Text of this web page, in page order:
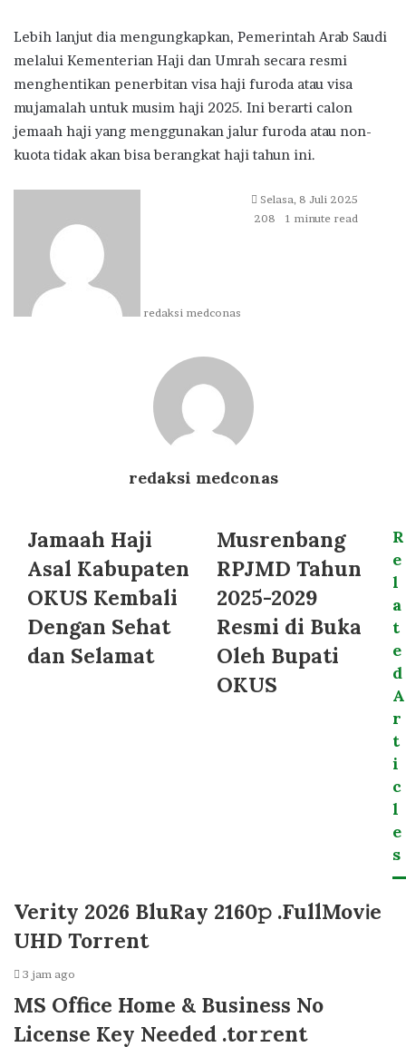
Lebih lanjut dia mengungkapkan, Pemerintah Arab Saudi
melalui Kementerian Haji dan Umrah secara resmi
menghentikan penerbitan visa haji furoda atau visa
mujamalah untuk musim haji 2025. Ini berarti calon
jemaah haji yang menggunakan jalur furoda atau non-
kuota tidak akan bisa berangkat haji tahun ini.
redaksi medconas
Send
an
Selasa, 8 Juli 2025
208
1 minute read
redaksi medconas
Jamaah Haji
Asal Kabupaten
OKUS Kembali
Dengan Sehat
dan Selamat
Musrenbang
RPJMD Tahun
2025-2029
Resmi di Buka
Oleh Bupati
OKUS
R
e
l
a
t
e
d
A
r
t
i
c
l
e
s
Verity 2026 BluRay 2160𝚙 .FullMov𝗂e
UHD Torrent
3 jam ago
MS Office Home & Business No
License Key Needed .tоr𝚛еnt